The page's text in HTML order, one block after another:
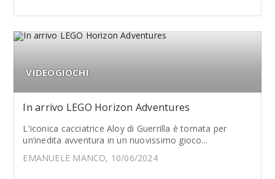
VIDEOGIOCHI
In arrivo LEGO Horizon Adventures
L'iconica cacciatrice Aloy di Guerrilla è tornata per
un’inedita avventura in un nuovissimo gioco...
EMANUELE MANCO, 10/06/2024